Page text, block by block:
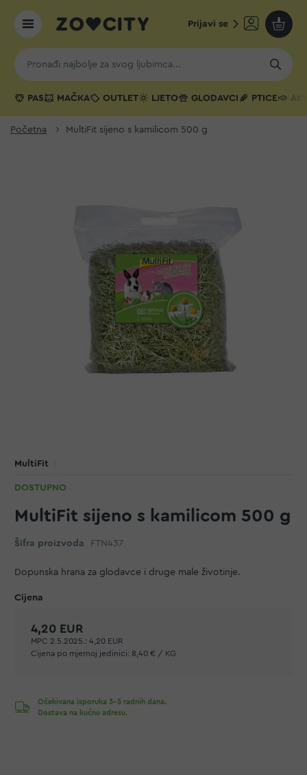
Prijavi se
Moja
PAS MAČKA OUTLET LJETO GLODAVCI PTICE
Početna MultiFit sijeno s kamilicom 500 g
MultiFit
DOSTUPNO
MultiFit sijeno s kamilicom 500 g
Šifra proizvoda FTN437
Dopunska hrana za glodavce i druge male životinje.
4,20 EUR
MPC 2.5.2025.: 4,20 EUR
Cijena po mjernoj jedinici: 8,40 € / KG
Očekivana isporuka 3-5 radnih dana.
Dostava na kućnu adresu.